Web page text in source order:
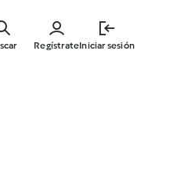
RegístrateIniciar sesión